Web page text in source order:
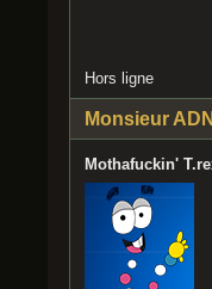
Hors ligne
Monsieur ADN
Mothafuckin'